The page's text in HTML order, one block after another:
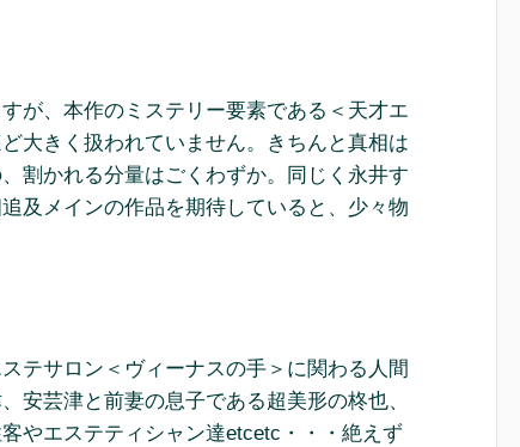
が、本作のミステリー要素である＜天才エ
大きく扱われていません。きちんと真相は
割かれる分量はごくわずか。同じく永井す
及メインの作品を期待していると、少々物
テサロン＜ヴィーナスの手＞に関わる人間
安芸津と前妻の息子である超美形の柊也、
やエステティシャン達etcetc・・・絶えず